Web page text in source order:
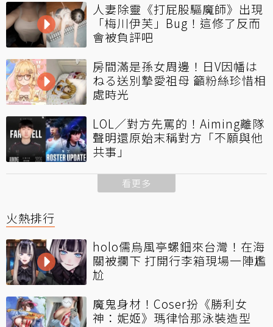
人妻除靈《打屁股驅魔師》出現
「梅川伊芙」Bug！這修了反而
會被負評吧
房間滿是孫女周邊！日V因幡は
ねる送別摯愛祖母 籲粉絲珍惜相
處時光
LOL／對方先罵的！Aiming離隊
聲明還原始末稱對方「不願與他
共事」
看更多
火熱排行
holo儒烏風亭螺鈿來台灣！在海
關被攔下 打開行李箱現場一陣尷
尬
魔鬼身材！Coser扮《勝利女
神：妮姬》瑪律恰那泳裝造型